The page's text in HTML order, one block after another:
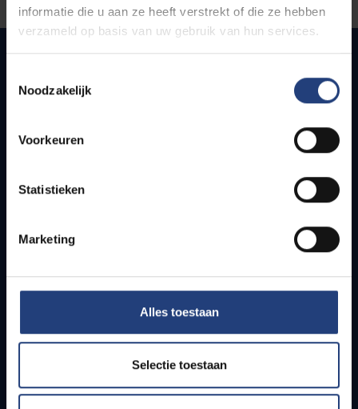
informatie die u aan ze heeft verstrekt of die ze hebben
verzameld op basis van uw gebruik van hun services.
Noodzakelijk
Voorkeuren
Statistieken
Marketing
Alles toestaan
Selectie toestaan
Snel naar
Bereikbaarheid
Studenten
PhD-studenten
Leerkrachten en secundaire scholen